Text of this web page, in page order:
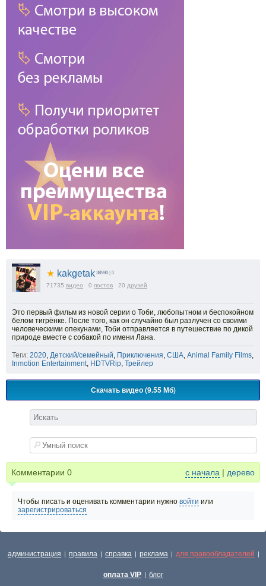
★ kakgetak 38590 | 0
71735 видео 0 постов 20 друзей
Это первый фильм из новой серии о Тоби, любопытном и беспокойном
белом тигрёнке. После того, как он случайно был разлучен со своими
человеческими опекунами, Тоби отправляется в путешествие по дикой
природе вместе с собакой по имени Лана.
Теги: 2020 Детский/семейный Приключения США Animal Family Films
Inmotion Entertainment HDTVRip Трейлер
Скачать видео (9.55 Мб)
Комментарии 0 с начала | дерево
Чтобы писать и оценивать комментарии нужно войти или
зарегистрироваться
администрация | правила | справка | реклама | для правообладателей |
оплата VIP | блог